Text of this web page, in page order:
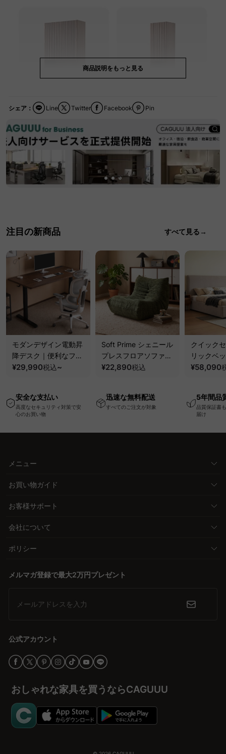
商品説明をもっと見る
シェア： Facebook
Twitter Pin
Line
注目の新商品 すべて見る→
モダンデザイン電動昇
降デスク｜便利なフッ
ク・コンセント・
ー機能搭載ワークデス
ク
¥29,990税込~
Soft Prime シェニール
プレスフロアソファ｜
圧縮梱包で搬入しやす
ァ
¥22,890税込
クイック
リックベ
要で組み
¥58,090
安全な支払い
高度なセキュリティ対策で安
心のお買い物
迅速な無料配送
すべてのご注文が対象
5年間品
品質保証書
届け
メニュー
お買い物ガイド
お客様サポート
会社について
ポリシー
メルマガ登録で最大2万円プレゼント
メールアドレスを入力
公式アカウント
おしゃれな家具を買うならCAGUUU